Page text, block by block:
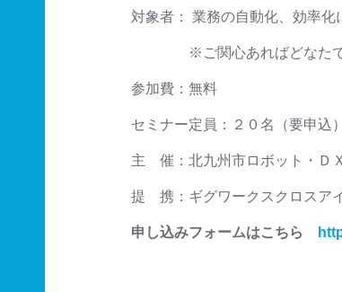
対象者： 業務の自動化、効率
※ご関心あればどなたで
参加費：無料
セミナー定員：２０名（要申込）
主 催：北九州市ロボット・Ｄ
提 携：ギグワークスクロスア
申し込みフォームはこちら